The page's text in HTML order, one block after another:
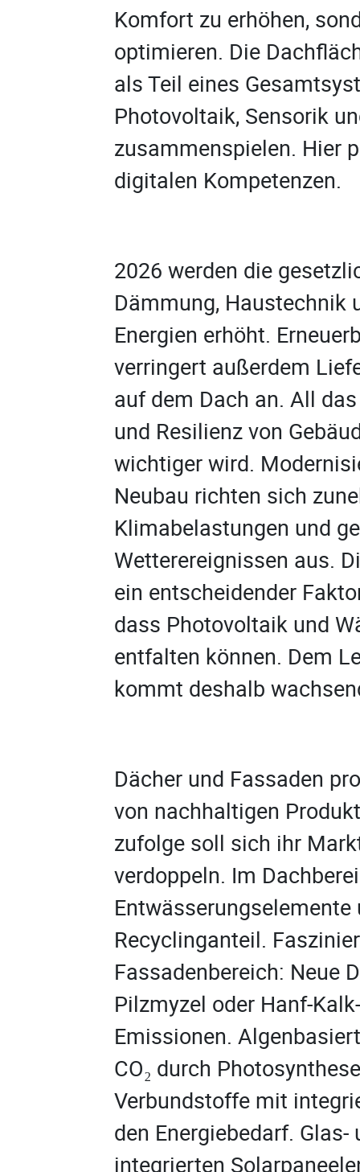
Komfort zu erhöhen,
optimieren. Die
als Teil eines
Photovoltaik, Sensorik
zusammenspielen. Hier
digitalen Kompetenzen.
2026 werden die
Dämmung, Haustechnik
Energien erhöht.
verringert außerdem
auf dem Dach an. All
und Resilienz von
wichtiger wird.
Neubau richten sich
Klimabelastungen und
Wetterereignissen aus.
ein entscheidender
dass Photovoltaik und
entfalten können. Dem
kommt deshalb
Dächer und Fassaden
von nachhaltigen
zufolge soll sich ihr
verdoppeln. Im
Recyclinganteil.
Fassadenbereich: Neue
Pilzmyzel oder Hanf-
Emissionen.
CO₂ durch
Verbundstoffe mit
den Energiebedarf.
integrierten